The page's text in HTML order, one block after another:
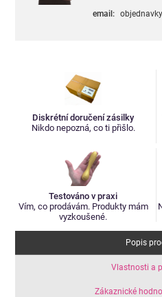
email:
Diskrétní doručení zásilky
Nikdo nepozná, co ti přišlo.
Testováno v praxi
Vím, co prodávám. Produkty mám
vyzkoušené.
Popis
Vlastnosti a
Zákaznické